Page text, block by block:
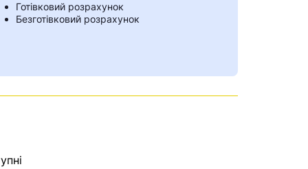
Готівковий розрахунок
Безготівковий розрахунок